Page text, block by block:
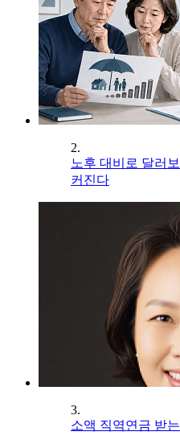
2.
노후 대비로 달러
커진다
3.
소액 직역연금 받